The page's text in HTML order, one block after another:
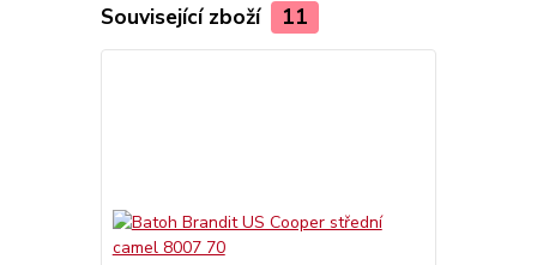
Související zboží 11